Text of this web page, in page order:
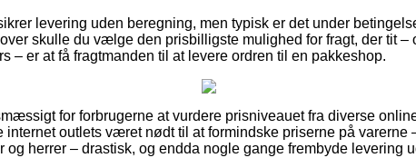
levering uden beregning, men typisk er det under
skulle du vælge den prisbilligste mulighed for fragt, der tit –
– er at få fragtmanden til at levere ordren til en pakkeshop.
for forbrugerne at vurdere prisniveauet fra diverse
internet outlets været nødt til at formindske priserne på varerne
og herrer – drastisk, og endda nogle gange frembyde levering